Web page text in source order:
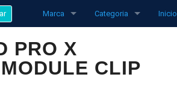
Marca
funke
Pipistrel
Categoria
Transpondedores
Inicio
PRO X
CLIP